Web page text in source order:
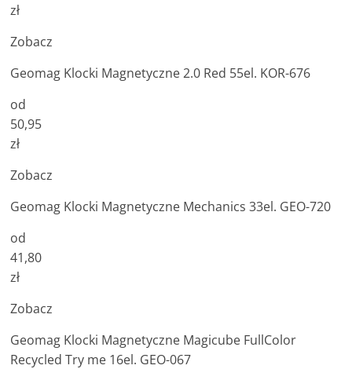
zł
Zobacz
Geomag Klocki Magnetyczne 2.0 Red 55el. KOR-676
od
50,95
zł
Zobacz
Geomag Klocki Magnetyczne Mechanics 33el. GEO-720
od
41,80
zł
Zobacz
Geomag Klocki Magnetyczne Magicube FullColor
Recycled Try me 16el. GEO-067